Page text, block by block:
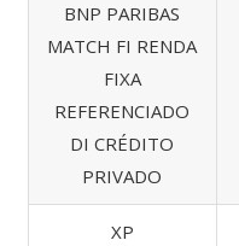
BNP PARIBAS
MATCH FI RENDA
FIXA
REFERENCIADO
DI CRÉDITO
PRIVADO
XP